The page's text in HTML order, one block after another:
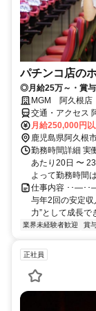
パチンコ店の
◎月給25万～・賞与
MGM 阿久根店
交通・アクセス
月給250,000円
鹿児島県阿久根
勤務時間詳細 実
あたり20日 〜
よって勤務時間
仕事内容 ･･―･
与年2回の安定
力”として成長で
業界未経験者歓迎 賞
正社員